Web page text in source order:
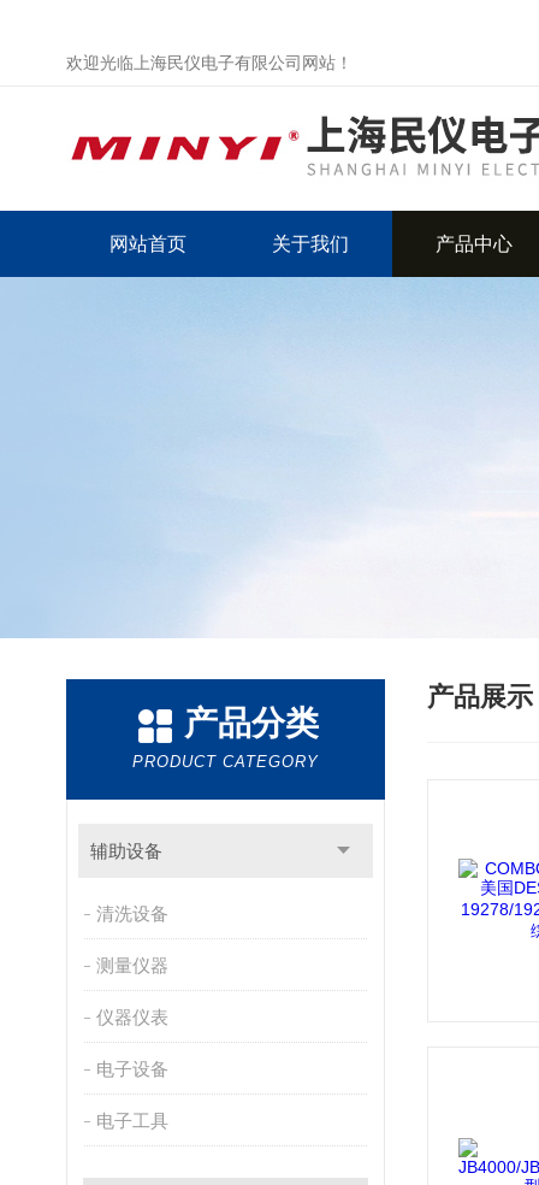
欢迎光临上海民仪电子有限公司网站！
网站首页 关于我们 产品中心
产品分类
PRODUCT CATEGORY
辅助设备
清洗设备
测量仪器
仪器仪表
电子设备
电子工具
产品展示